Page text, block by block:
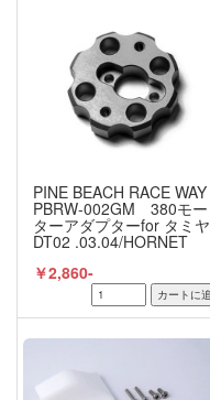
PINE BEACH RACE WAY
PBRW-002GM 380モー
ターアダプターfor タミヤ
DT02 .03.04/HORNET
￥2,860-